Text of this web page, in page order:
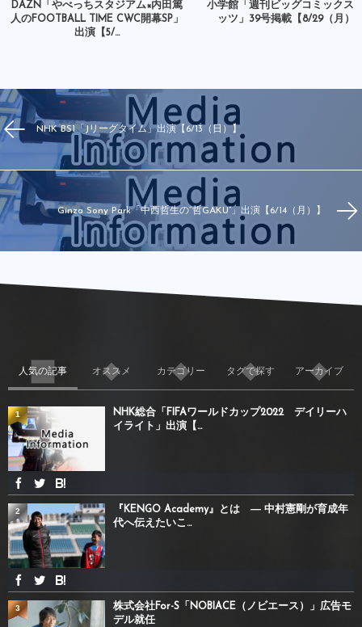
DAZN「やべっちスタジアム×内田篤
人のFOOTBALL TIME CWC開幕SP」
出演【5/...
小学館「週刊ビッグコミックス
ッツ」39号掲載【8/29（月）
NHK BS1「Jリーグタイム」出演【6/13（日）】
Ginza Sony Park「中西哲生の“哲GAKU”」出演【6/14（月）】
人気の記事 オススメ カテゴリー タグで探す アーカイブ
NHK総合「FIFAワールドカップ2022 デイリーハ
イライト」出演【...
1
『KENGO Academy』とは ― 中村憲剛が育成年
代へ伝えたいこ...
2
株式会社For-S「NOBIACE（ノビエース）」広告モ
デル就任
3